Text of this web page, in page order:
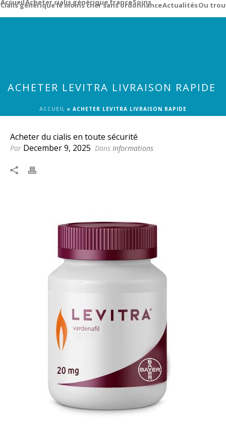
Accueil Acheter cialis générique franceSoins
Cialis générique le moins cher sans ordonnanceActualitésOu
ACHETER LEVITRA LIVRAISON RAPIDE
ACCUEIL » ACHETER LEVITRA LIVRAISON RAPIDE
Acheter du cialis en toute sécurité
Par December 9, 2025 Dans Informations